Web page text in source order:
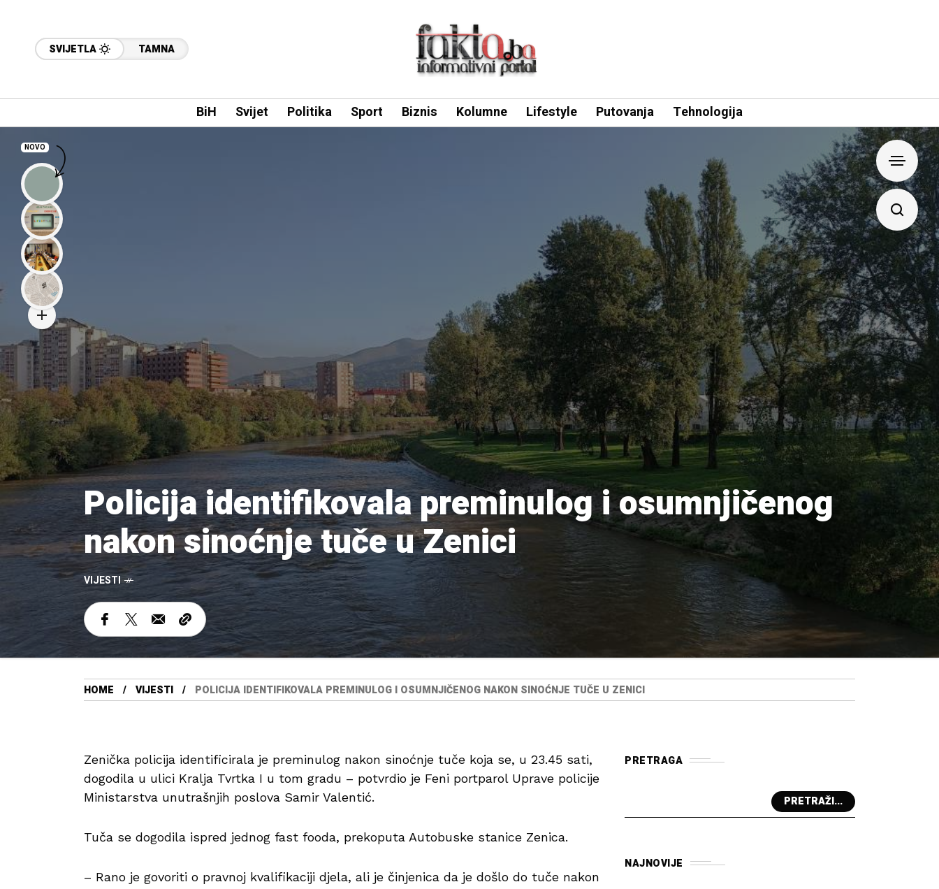
SVIJETLA TAMNA
BiH Svijet Politika Sport Biznis Kolumne Lifestyle Putovanja Tehnologija
Policija identifikovala preminulog i osumnjičenog
nakon sinoćnje tuče u Zenici
VIJESTI
HOME VIJESTI POLICIJA IDENTIFIKOVALA PREMINULOG I OSUMNJIČENOG NAKON SINOĆNJE TUČE U ZENICI
Zenička policija identificirala je preminulog nakon sinoćnje tuče koja se, u 23.45 sati,
dogodila u ulici Kralja Tvrtka I u tom gradu – potvrdio je Feni portparol Uprave policije
Ministarstva unutrašnjih poslova Samir Valentić.
Tuča se dogodila ispred jednog fast fooda, prekoputa Autobuske stanice Zenica.
– Rano je govoriti o pravnoj kvalifikaciji djela, ali je činjenica da je došlo do tuče nakon
PRETRAGA
PRETRAŽI...
NAJNOVIJE
NOVO